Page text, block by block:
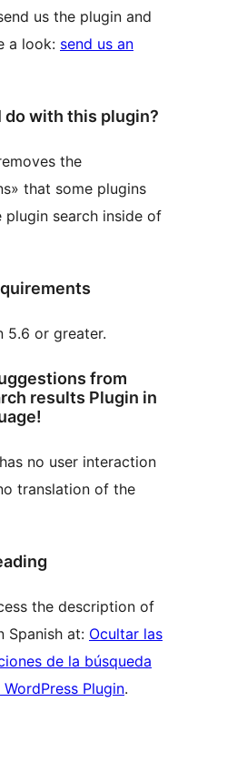
us the plugin and
a look: send us an
do with this plugin?
the
that some plugins
plugin search inside of
5.6 or greater.
from
results Plugin in
no user interaction
translation of the
the description of
Spanish at: Ocultar las
de la búsqueda
Plugin.